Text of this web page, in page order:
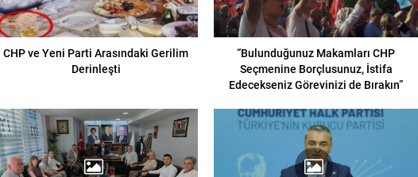
CHP ve Yeni Parti Arasındaki Gerilim
Derinleşti
“Bulunduğunuz Makamları CHP
Seçmenine Borçlusunuz, İstifa
Edecekseniz Görevinizi de Bırakın”